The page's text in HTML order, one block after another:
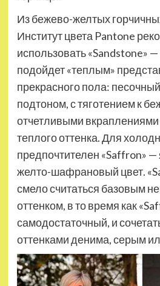
Из бежево-желтых
Институт цвета Pantone
использовать «Sandstone»
подойдет «теплым»
прекрасного пола:
подтоном, с тяготением к
отчетливыми вкраплениями
теплого оттенка. Для
предпочтителен «Saffron» —
желто-шафрановый цвет.
смело считаться базовым
оттенком, в то время как
самодостаточный, и
оттенками денима, серым